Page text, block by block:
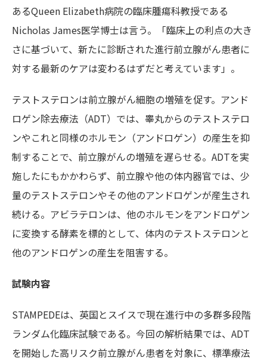
あるQueen Elizabeth病院の臨床腫瘍科教授である
Nicholas James医学博士は言う。「臨床上の利点の大き
さに基づいて、新たに診断された進行前立腺がん患者に
対する最新のケアは変わるはずだと考えています」。
テストステロンは前立腺がん細胞の増殖を促す。アンド
ロゲン除去療法（ADT）では、睾丸からのテストステロ
ンやこれと同様のホルモン（アンドロゲン）の産生を抑
制することで、前立腺がんの増殖を遅らせる。ADTを実
施したにもかかわらず、前立腺や他の体内器官では、少
量のテストステロンやその他のアンドロゲンが産生され
続ける。アビラテロンは、他のホルモンをアンドロゲン
に変換する酵素を標的として、体内のテストステロンと
他のアンドロゲンの産生を阻害する。
試験内容
STAMPEDEは、英国とスイスで現在進行中の多群多段階
ランダム化臨床試験である。今回の解析結果では、ADT
を開始した高リスク前立腺がん患者を対象に、標準療法